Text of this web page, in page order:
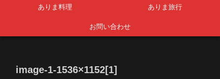
ありま料理 ありま旅行
お問い合わせ
image-1-1536×1152[1]